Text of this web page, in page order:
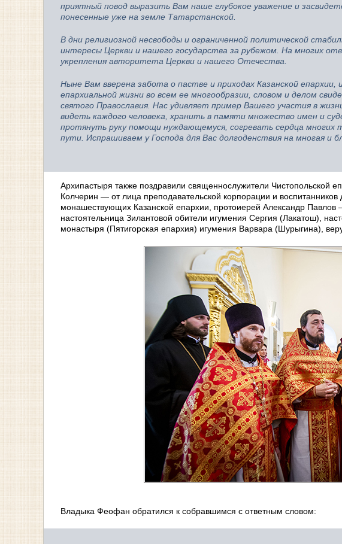
приятный повод выразить Вам наше глубокое уважение и
понесенные уже на земле Татарстанской.
В дни религиозной несвободы и ограниченной политической
интересы Церкви и нашего государства за рубежом. На многих
укрепления авторитета Церкви и нашего Отечества.
Ныне Вам вверена забота о пастве и приходах Казанской
епархиальной жизни во всем ее многообразии, словом и делом
святого Православия. Нас удивляет пример Вашего участия в
видеть каждого человека, хранить в памяти множество имен и
протянуть руку помощи нуждающемуся, согревать сердца
пути. Испрашиваем у Господа для Вас долгоденствия на многая и
Архипастыря также поздравили священнослужители Чистопольской
Колчерин — от лица преподавательской корпорации и
монашествующих Казанской епархии, протоиерей Александр Павлов
настоятельница Зилантовой обители игумения Сергия (Лакатош),
монастыря (Пятигорская епархия) игумения Варвара (Шурыгина),
Владыка Феофан обратился к собравшимся с ответным словом: